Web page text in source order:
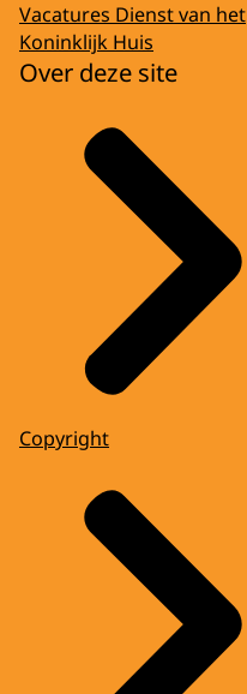
Vacatures Dienst van het
Koninklijk Huis
Over deze site
Copyright